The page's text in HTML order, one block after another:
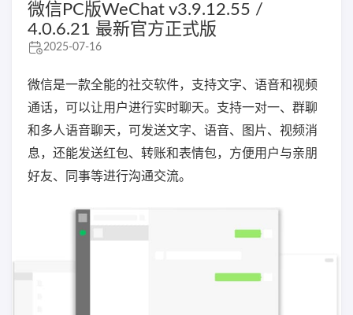
微信PC版WeChat v3.9.12.55 /
4.0.6.21 最新官方正式版
2025-07-16
微信是一款全能的社交软件，支持文字、语音和视频
通话，可以让用户进行实时聊天。支持一对一、群聊
和多人语音聊天，可发送文字、语音、图片、视频消
息，还能发送红包、转账和表情包，方便用户与亲朋
好友、同事等进行沟通交流。